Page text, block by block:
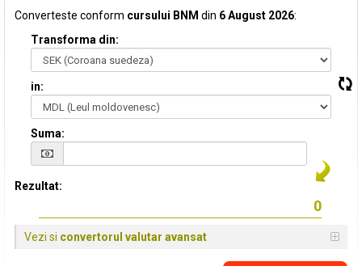
Converteste conform cursului BNM din 6 August 2026:
Transforma din:
in:
Suma:
Rezultat:
Vezi si convertorul valutar avansat